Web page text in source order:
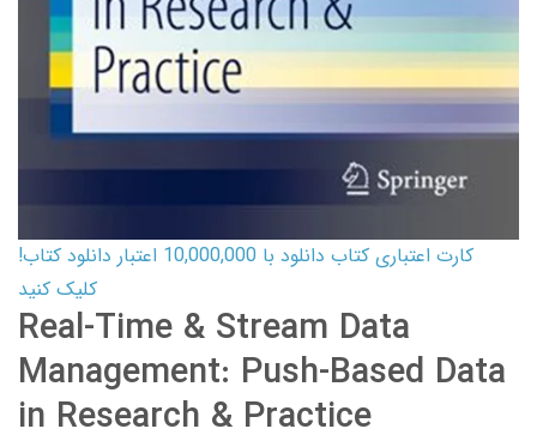
کارت اعتباری کتاب دانلود با 10,000,000 اعتبار دانلود کتاب!
کلیک کنید
Real-Time & Stream Data
Management: Push-Based Data
in Research & Practice